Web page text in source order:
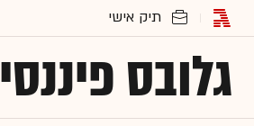
גלובס פיננסי